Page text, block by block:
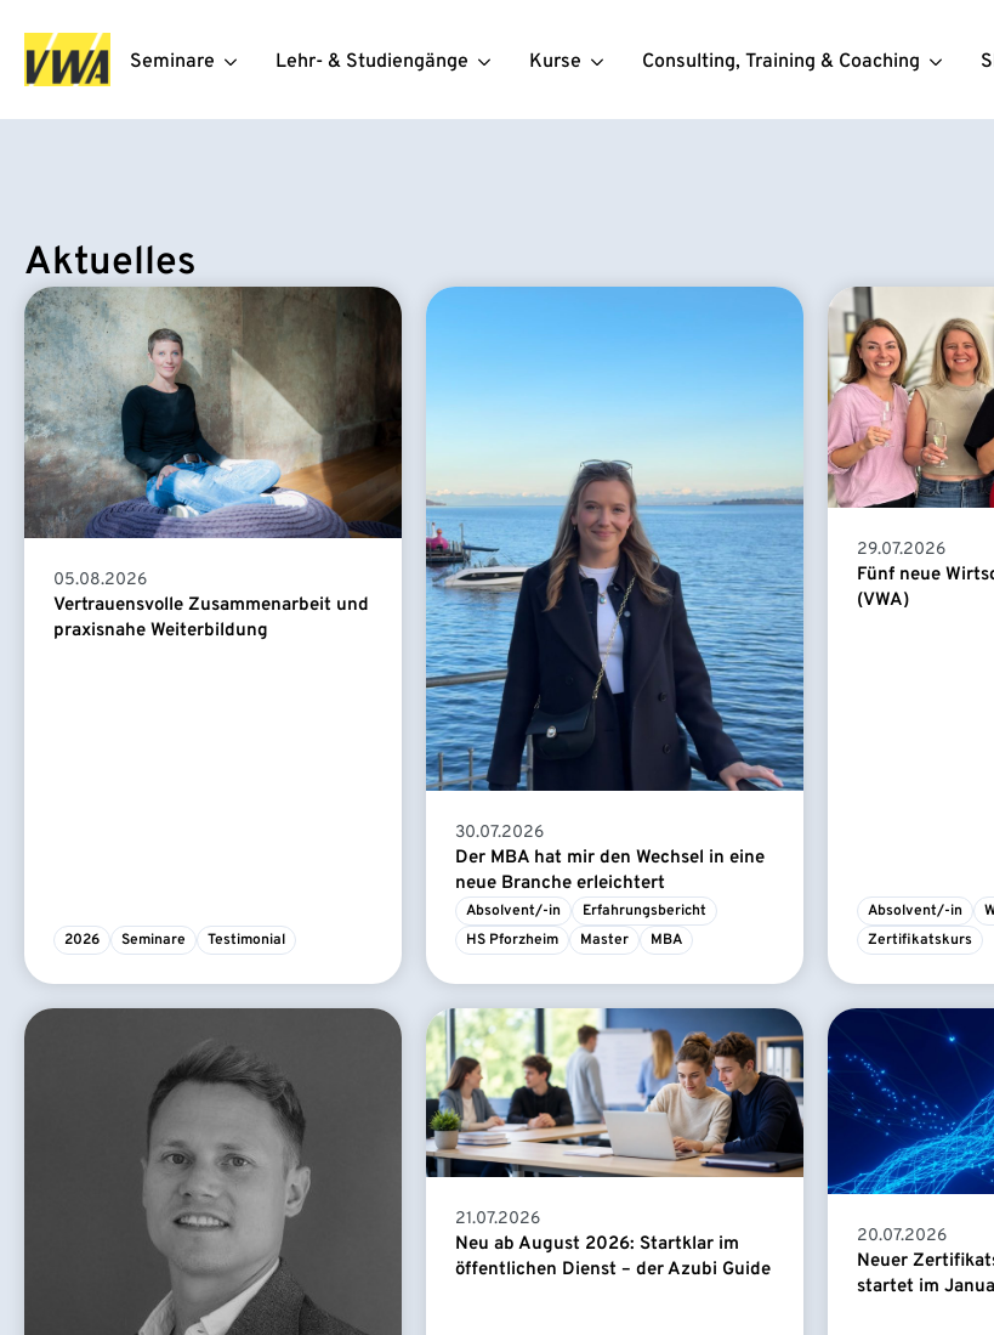
Seminare Lehr- & Studiengänge Kurse Consulting, Training & Coaching
Aktuelles
05.08.2026
Vertrauensvolle Zusammenarbeit und
praxisnahe Weiterbildung
2026 Seminare Testimonial
30.07.2026
Der MBA hat mir den Wechsel in eine
neue Branche erleichtert
Absolvent/-in
Erfahrungsbericht
HS Pforzheim
Master MBA
29.07.2026
Fünf neue
(VWA)
Absolvent/-in
Zertifikatskurs
21.07.2026
Neu ab August 2026: Startklar im
öffentlichen Dienst – der Azubi Guide
20.07.2026
Neuer
startet im